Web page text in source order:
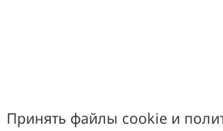
Принять файлы cookie и